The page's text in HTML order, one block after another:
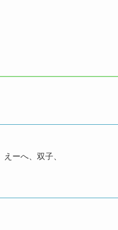
ーへ、双子、